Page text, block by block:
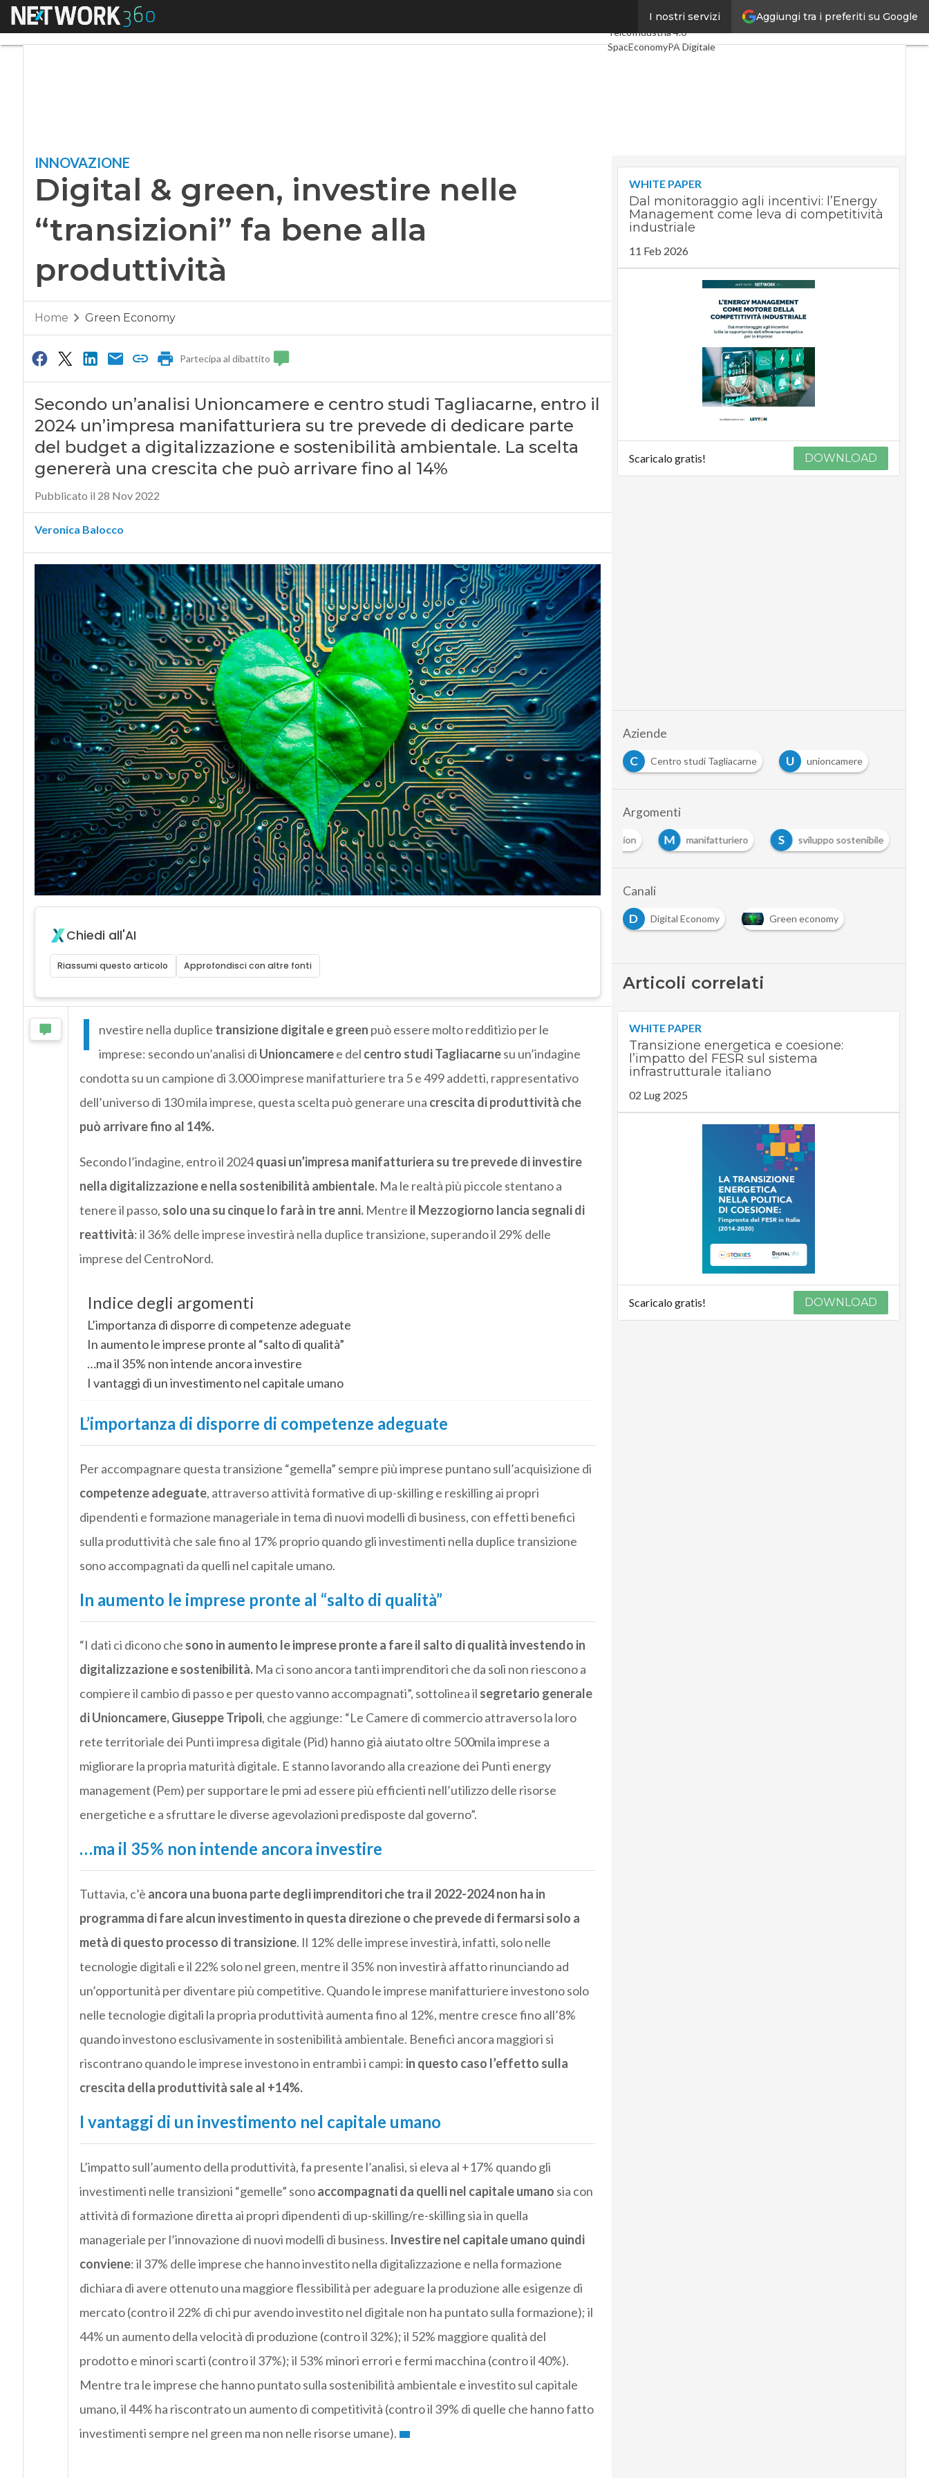
Aggiungi tra i preferiti su Google
I nostri servizi
Menu Ultimi articoliDigital Economy
TelcoIndustria 4.0
SpacEconomyPA Digitale
INNOVAZIONE
Digital & green, investire nelle
“transizioni” fa bene alla
produttività
Home Green Economy
Partecipa al dibattito
Secondo un’analisi Unioncamere e centro studi Tagliacarne, entro il
2024 un’impresa manifatturiera su tre prevede di dedicare parte
del budget a digitalizzazione e sostenibilità ambientale. La scelta
genererà una crescita che può arrivare fino al 14%
Pubblicato il 28 Nov 2022
Veronica Balocco
Chiedi all'AI
Riassumi questo articolo Approfondisci con altre fonti
I nvestire nella duplice transizione digitale e green può essere molto redditizio per le
imprese: secondo un’analisi di Unioncameree del centro studi Tagliacarnesu un’indagine
condotta su un campione di 3.000 imprese manifatturiere tra 5 e 499 addetti, rappresentativo
dell’universo di 130 mila imprese, questa scelta può generare una crescita di produttività che
può arrivare fino al 14%.
Secondo l’indagine, entro il 2024quasi un’impresa manifatturiera su tre prevede di investire
nella digitalizzazione e nella sostenibilità ambientale.Ma le realtà più piccole stentano a
tenere il passo, solo una su cinque lo farà in tre anni.Mentre il Mezzogiorno lancia segnali di
reattività: il 36% delle imprese investirà nella duplice transizione, superando il 29% delle
imprese del CentroNord.
Indice degli argomenti
L’importanza di disporre di competenze adeguate
In aumento le imprese pronte al “salto di qualità”
…ma il 35% non intende ancora investire
I vantaggi di un investimento nel capitale umano
L’importanza di disporre di competenze adeguate
Per accompagnare questa transizione “gemella” sempre più imprese puntano sull’acquisizione di
competenze adeguate, attraverso attività formative di up-skilling e reskilling ai propri
dipendenti e formazione manageriale in tema di nuovi modelli di business, con effetti benefici
sulla produttività che sale fino al 17% proprio quando gli investimenti nella duplice transizione
sono accompagnati da quelli nel capitale umano.
In aumento le imprese pronte al “salto di qualità”
“I dati ci dicono che sono in aumento le imprese pronte a fare il salto di qualità investendo in
digitalizzazione e sostenibilità.Ma ci sono ancora tanti imprenditori che da soli non riescono a
compiere il cambio di passo e per questo vanno accompagnati”, sottolinea il segretario generale
di Unioncamere, Giuseppe Tripoli, che aggiunge: “Le Camere di commercio attraverso la loro
rete territoriale dei Punti impresa digitale (Pid) hanno già aiutato oltre 500mila imprese a
migliorare la propria maturità digitale. E stanno lavorando alla creazione dei Punti energy
management (Pem) per supportare le pmi ad essere più efficienti nell’utilizzo delle risorse
energetiche e a sfruttare le diverse agevolazioni predisposte dal governo”.
…ma il 35% non intende ancora investire
Tuttavia, c’è ancora una buona parte degli imprenditori che tra il 2022-2024 non ha in
programma di fare alcun investimento in questa direzione o che prevede di fermarsi solo a
metà di questo processo di transizione. Il 12% delle imprese investirà, infatti, solo nelle
tecnologie digitali e il 22% solo nel green, mentre il 35% non investirà affatto rinunciando ad
un’opportunità per diventare più competitive. Quando le imprese manifatturiere investono solo
nelle tecnologie digitali la propria produttività aumenta fino al 12%, mentre cresce fino all’8%
quando investono esclusivamente in sostenibilità ambientale. Benefici ancora maggiori si
riscontrano quando le imprese investono in entrambi i campi: in questo caso l’effetto sulla
crescita della produttività sale al +14%.
I vantaggi di un investimento nel capitale umano
L’impatto sull’aumento della produttività, fa presente l’analisi, si eleva al +17% quando gli
investimenti nelle transizioni “gemelle” sonoaccompagnati da quelli nel capitale umano sia con
attività di formazione diretta ai propri dipendenti di up-skilling/re-skilling sia in quella
manageriale per l’innovazione di nuovi modelli di business. Investire nel capitale umano quindi
conviene: il 37% delle imprese che hanno investito nella digitalizzazione e nella formazione
dichiara di avere ottenuto una maggiore flessibilità per adeguare la produzione alle esigenze di
mercato (contro il 22% di chi pur avendo investito nel digitale non ha puntato sulla formazione); il
44% un aumento della velocità di produzione (contro il 32%); il 52% maggiore qualità del
prodotto e minori scarti (contro il 37%); il 53% minori errori e fermi macchina (contro il 40%).
Mentre tra le imprese che hanno puntato sulla sostenibilità ambientale e investito sul capitale
umano, il 44% ha riscontrato un aumento di competitività (contro il 39% di quelle che hanno fatto
investimenti sempre nel green ma non nelle risorse umane).
WHITE PAPER
Dal monitoraggio agli incentivi: l’Energy
Management come leva di competitività
industriale
11 Feb 2026
Scaricalo gratis! DOWNLOAD
Aziende
C
Centro studi Tagliacarne U unioncamere
Argomenti
Digital transformation M manifatturiero S sviluppo sostenibile
Canali
D
Digital Economy Green economy
Articoli correlati
WHITE PAPER
Transizione energetica e coesione:
l’impatto del FESR sul sistema
infrastrutturale italiano
02 Lug 2025
Scaricalo gratis! DOWNLOAD